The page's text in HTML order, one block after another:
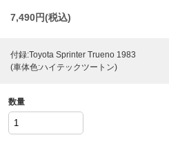
7,490円(税込)
付録:Toyota Sprinter Trueno 1983
(車体色:ハイテックツートン)
数量